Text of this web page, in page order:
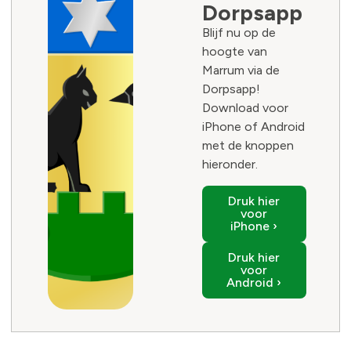
Dorpsapp
Blijf nu op de
hoogte van
Marrum via de
Dorpsapp!
Download voor
iPhone of Android
met de knoppen
hieronder.
Druk hier
voor
iPhone ›
Druk hier
voor
Android ›